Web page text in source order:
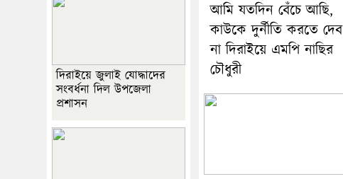
আমি যতদিন বেঁচে আছি,
কাউকে দুর্নীতি করতে দেব
না দিরাইয়ে এমপি নাছির
চৌধুরী
দিরাইয়ে জুলাই যোদ্ধাদের
সংবর্ধনা দিল উপজেলা
প্রশাসন